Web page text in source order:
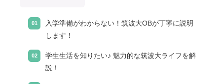
入学準備がわからない！筑波大OBが丁寧に説明
します！
学生生活を知りたい♪ 魅力的な筑波大ライフを解
説！